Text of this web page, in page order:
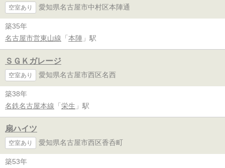
空室あり 愛知県名古屋市中村区本陣通
築35年
名古屋市営東山線 「 本陣 」駅
ＳＧＫガレージ
空室あり 愛知県名古屋市西区名西
築38年
名鉄名古屋本線 「 栄生 」駅
扇ハイツ
空室あり 愛知県名古屋市西区香呑町
築53年